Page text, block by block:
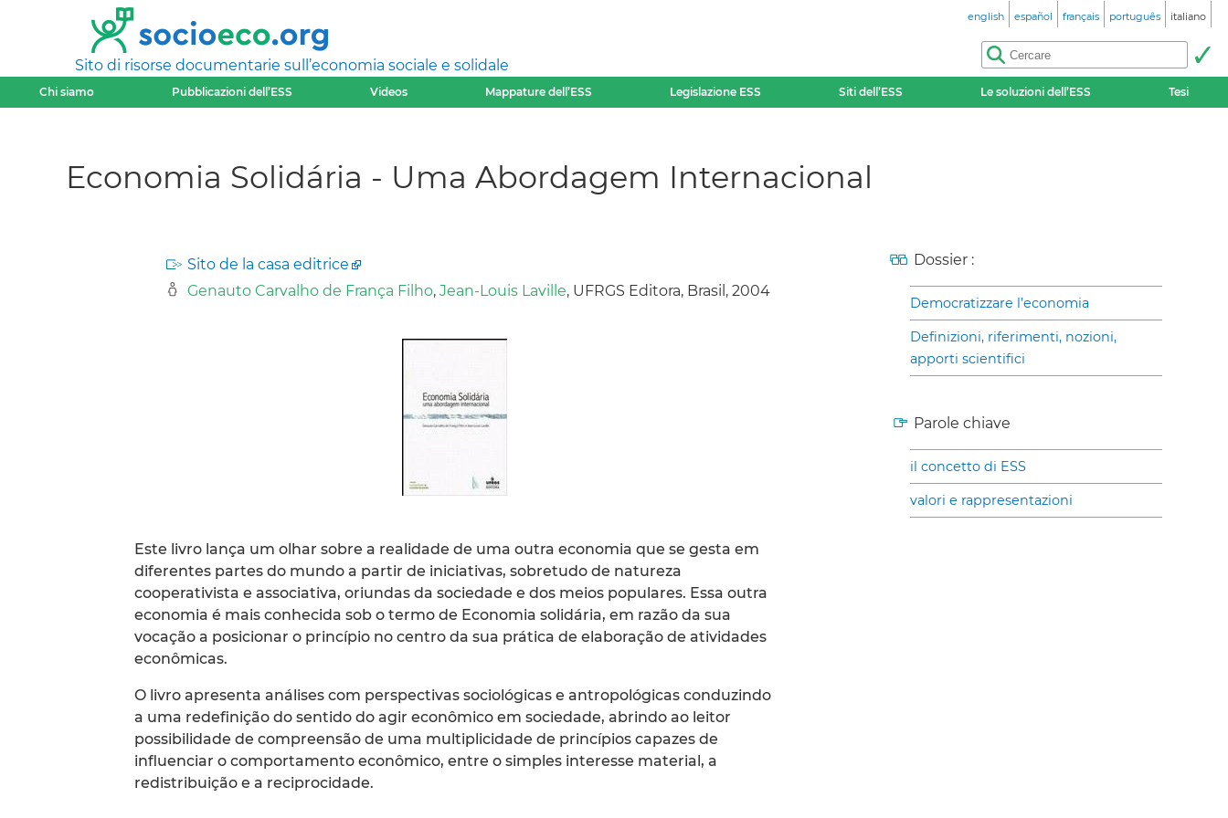
Sito di risorse documentarie sull’economia sociale e solidale
english español français português italiano
Chi siamo Pubblicazioni dell’ESS Videos Mappature dell’ESS Legislazione ESS Siti dell’ESS Le soluzioni dell’ESS Tesi
Economia Solidária - Uma Abordagem Internacional
Sito de la casa editrice
Genauto Carvalho de França Filho, Jean-Louis Laville, UFRGS Editora, Brasil, 2004
Este livro lança um olhar sobre a realidade de uma outra economia que se gesta em
diferentes partes do mundo a partir de iniciativas, sobretudo de natureza
cooperativista e associativa, oriundas da sociedade e dos meios populares. Essa outra
economia é mais conhecida sob o termo de Economia solidária, em razão da sua
vocação a posicionar o princípio no centro da sua prática de elaboração de atividades
econômicas.
O livro apresenta análises com perspectivas sociológicas e antropológicas conduzindo
a uma redefinição do sentido do agir econômico em sociedade, abrindo ao leitor
possibilidade de compreensão de uma multiplicidade de princípios capazes de
influenciar o comportamento econômico, entre o simples interesse material, a
redistribuição e a reciprocidade.
Dossier :
Democratizzare l’economia
Definizioni, riferimenti, nozioni,
apporti scientifici
Parole chiave
il concetto di ESS
valori e rappresentazioni